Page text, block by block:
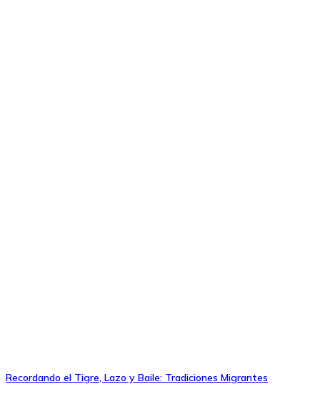
Recordando el Tigre, Lazo y Baile: Tradiciones Migrantes